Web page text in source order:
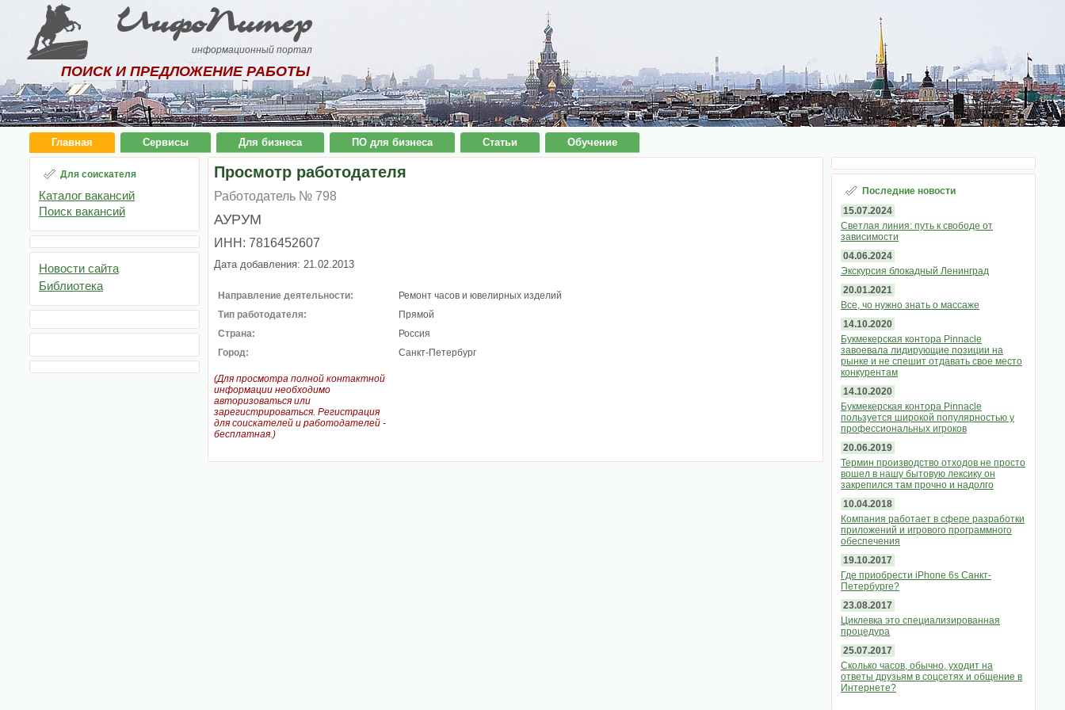
ИнфоПитер
информационный портал
ПОИСК И ПРЕДЛОЖЕНИЕ РАБОТЫ
Главная Сервисы Для бизнеса ПО для бизнеса Статьи Обучение
Для соискателя
Каталог вакансий
Поиск вакансий
Новости сайта
Библиотека
Просмотр работодателя
Работодатель № 798
АУРУМ
ИНН: 7816452607
Дата добавления: 21.02.2013
Направление деятельности:
Ремонт часов и ювелирных изделий
Тип работодателя:
Прямой
Страна:
Россия
Город:
Санкт-Петербург
(Для просмотра полной контактной
информации необходимо
авторизоваться или
зарегистрироваться. Регистрация
для соискателей и работодателей -
бесплатная.)
Последние новости
15.07.2024
Светлая линия: путь к свободе от
зависимости
04.06.2024
Экскурсия блокадный Ленинград
20.01.2021
Все, чо нужно знать о массаже
14.10.2020
Букмекерская контора Pinnacle
завоевала лидирующие позиции на
рынке и не спешит отдавать свое место
конкурентам
14.10.2020
Букмекерская контора Pinnacle
пользуется широкой популярностью у
профессиональных игроков
20.06.2019
Термин производство отходов не просто
вошел в нашу бытовую лексику он
закрепился там прочно и надолго
10.04.2018
Компания работает в сфере разработки
приложений и игрового программного
обеспечения
19.10.2017
Где приобрести iPhone 6s Санкт-
Петербурге?
23.08.2017
Циклевка это специализированная
процедура
25.07.2017
Сколько часов, обычно, уходит на
ответы друзьям в соцсетях и общение в
Интернете?